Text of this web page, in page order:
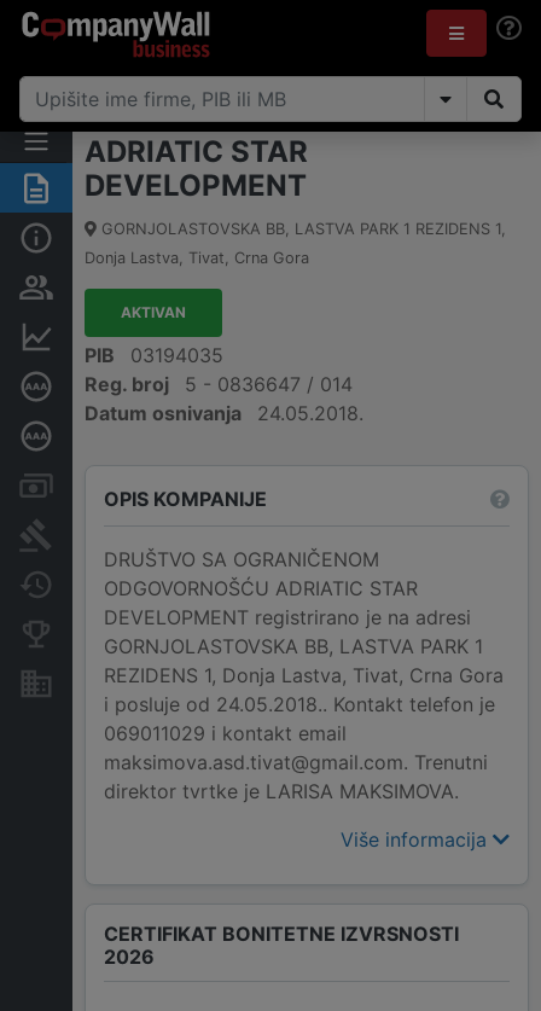
Sažetak
Osnovni podaci
Osobe i vlasništvo
Finansijski podaci
Sertifikat bonitetne izvrsnosti
Promjene
Nekretnine i imovina
ADRIATIC STAR
DEVELOPMENT
GORNJOLASTOVSKA BB, LASTVA PARK 1 REZIDENS 1,
Donja Lastva, Tivat, Crna Gora
AKTIVAN
PIB
03194035
Reg. broj
5 - 0836647 / 014
Datum osnivanja
24.05.2018.
OPIS KOMPANIJE
DRUŠTVO SA OGRANIČENOM
ODGOVORNOŠĆU ADRIATIC STAR
DEVELOPMENT registrirano je na adresi
GORNJOLASTOVSKA BB, LASTVA PARK 1
REZIDENS 1, Donja Lastva, Tivat, Crna Gora
i posluje od 24.05.2018.. Kontakt telefon je
069011029 i kontakt email
maksimova.asd.tivat@gmail.com. Trenutni
direktor tvrtke je LARISA MAKSIMOVA.
Više informacija
CERTIFIKAT BONITETNE IZVRSNOSTI
2026